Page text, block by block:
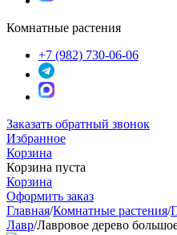
Комнатные растения
+7 (982) 730-06-06
Заказать обратный звонок
Избранное
Корзина
Корзина пуста
Корзина
Оформить заказ
Главная/Комнатные растения/
Лавр/Лавровое дерево